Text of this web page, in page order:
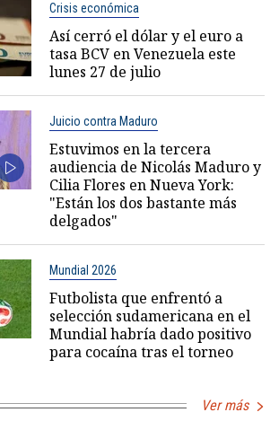
Crisis económica
Así cerró el dólar y el euro a
tasa BCV en Venezuela este
lunes 27 de julio
Juicio contra Maduro
Estuvimos en la tercera
audiencia de Nicolás Maduro y
Cilia Flores en Nueva York:
"Están los dos bastante más
delgados"
Mundial 2026
Futbolista que enfrentó a
selección sudamericana en el
Mundial habría dado positivo
para cocaína tras el torneo
Ver más